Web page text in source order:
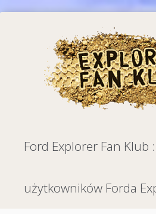
Ford Explorer Fan Klub
użytkowników Forda